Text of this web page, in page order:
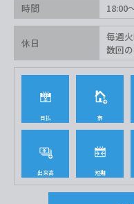
時間 18:00
休日
毎週
数回
日払 寮
出来高 短期